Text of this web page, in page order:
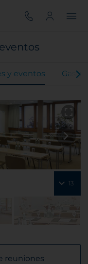
y eventos
13
reuniones